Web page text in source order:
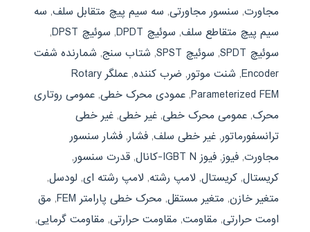
مجاورت, سنسور مجاورتی, سه سیم پیچ متقابل سلف, سه
سیم پیچ متقاطع سلف, سوئیچ DPDT , سوئیچ DPST
,
سوئیچ SPDT
, سوئیچ SPST , شتاب سنج, شمارنده شفت
Encoder
, شنت موتور, ضرب کننده,
عملگر Rotary
Parameterized FEM
, عمودی محرک خطی, عمومی روتاری
محرک, عمومی محرک خطی, غیر خطی, غیر خطی
ترانسفورماتور, غیر خطی سلف, فشار, فشار سنسور
مجاورت, فیوز, فیوز IGBT N-کانال , قدرت سنسور,
كريستال, کریستال, لامپ رشته, لامپ رشته ای, لودسل,
متغیر خازن, متغیر مستقل, محرک خطی پارامتر FEM , مق
اومت حرارتی, مقاومت, مقاومت حرارتی, مقاومت گرمایی,